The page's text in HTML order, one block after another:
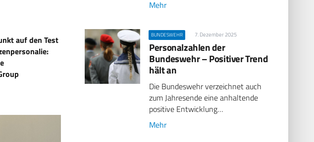
auf den Test
Mehr
BUNDESWEHR 7. Dezember 2025
Personalzahlen der
Bundeswehr – Positiver Trend
hält an
Die Bundeswehr verzeichnet auch
zum Jahresende eine anhaltende
positive Entwicklung…
Mehr